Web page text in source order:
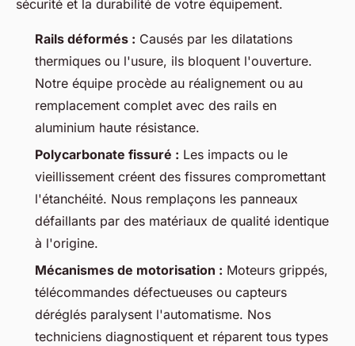
sécurité et la durabilité de votre équipement.
Rails déformés : Causés par les dilatations
thermiques ou l'usure, ils bloquent l'ouverture.
Notre équipe procède au réalignement ou au
remplacement complet avec des rails en
aluminium haute résistance.
Polycarbonate fissuré : Les impacts ou le
vieillissement créent des fissures compromettant
l'étanchéité. Nous remplaçons les panneaux
défaillants par des matériaux de qualité identique
à l'origine.
Mécanismes de motorisation : Moteurs grippés,
télécommandes défectueuses ou capteurs
déréglés paralysent l'automatisme. Nos
techniciens diagnostiquent et réparent tous types